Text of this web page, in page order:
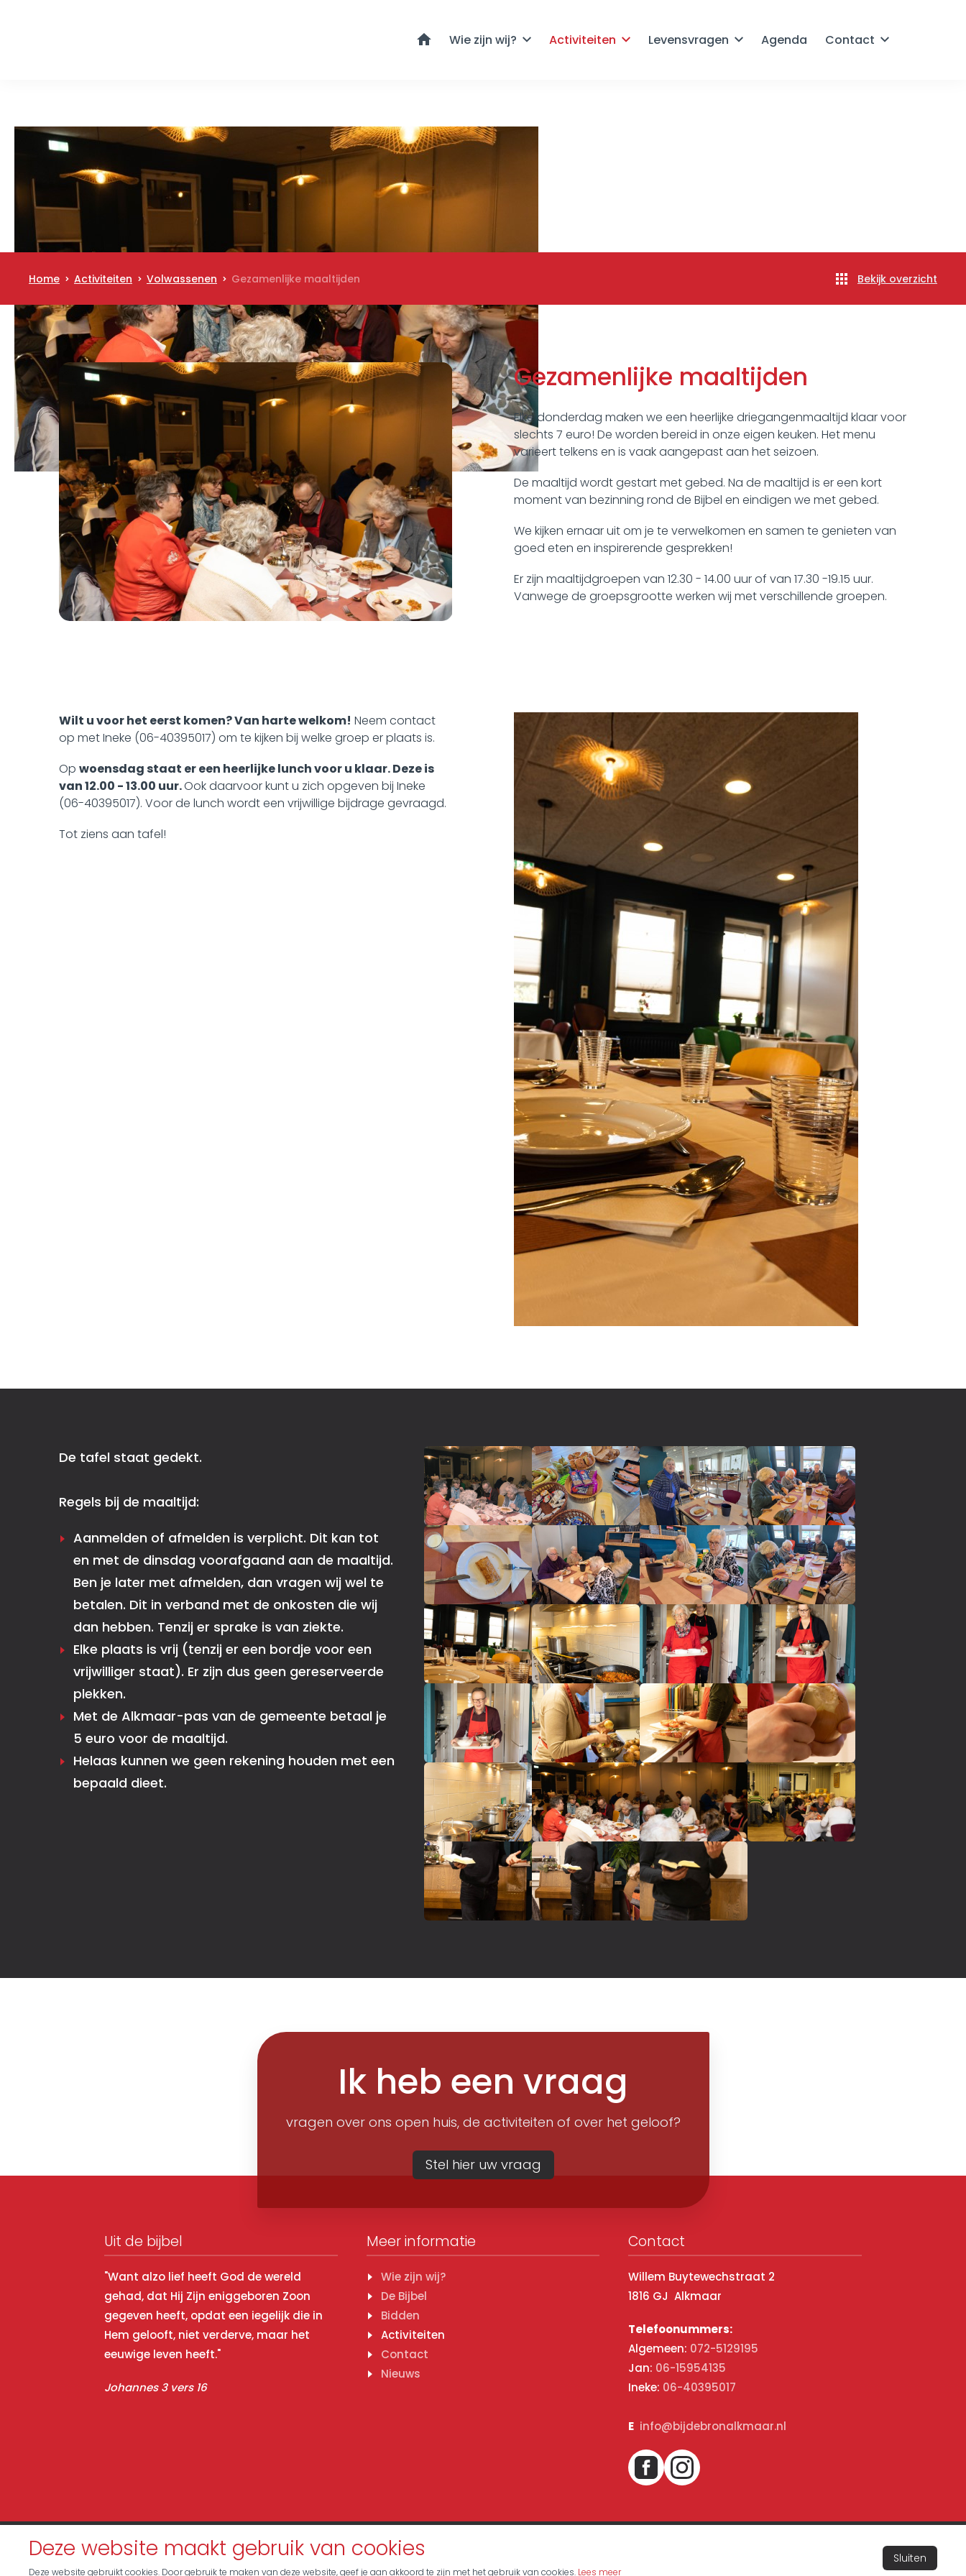
HomeWie zijn wij? Activiteiten Levensvragen Agenda Contact
Home Activiteiten Volwassenen Gezamenlijke maaltijden Bekijk overzicht
Gezamenlijke maaltijden
Elke donderdag maken we een heerlijke driegangenmaaltijd klaar voor
slechts 7 euro! De worden bereid in onze eigen keuken. Het menu
varieert telkens en is vaak aangepast aan het seizoen.
De maaltijd wordt gestart met gebed. Na de maaltijd is er een kort
moment van bezinning rond de Bijbel en eindigen we met gebed.
We kijken ernaar uit om je te verwelkomen en samen te genieten van
goed eten en inspirerende gesprekken!
Er zijn maaltijdgroepen van 12.30 - 14.00 uur of van 17.30 -19.15 uur.
Vanwege de groepsgrootte werken wij met verschillende groepen.
Wilt u voor het eerst komen? Van harte welkom! Neem contact
op met Ineke (06-40395017) om te kijken bij welke groep er plaats is.
Op woensdag staat er een heerlijke lunch voor u klaar. Deze is
van 12.00 - 13.00 uur.Ook daarvoor kunt u zich opgeven bij Ineke
(06-40395017). Voor de lunch wordt een vrijwillige bijdrage gevraagd.
Tot ziens aan tafel!
De tafel staat gedekt.
Regels bij de maaltijd:
Aanmelden of afmelden is verplicht. Dit kan tot
en met de dinsdag voorafgaand aan de maaltijd.
Ben je later met afmelden, dan vragen wij wel te
betalen. Dit in verband met de onkosten die wij
dan hebben. Tenzij er sprake is van ziekte.
Elke plaats is vrij (tenzij er een bordje voor een
vrijwilliger staat). Er zijn dus geen gereserveerde
plekken.
Met de Alkmaar-pas van de gemeente betaal je
5 euro voor de maaltijd.
Helaas kunnen we geen rekening houden met een
bepaald dieet.
Ik heb een vraag
vragen over ons open huis, de activiteiten of over het geloof?
Stel hier uw vraag
Uit de bijbel
"Want alzo lief heeft God de wereld
gehad, dat Hij Zijn eniggeboren Zoon
gegeven heeft, opdat een iegelijk die in
Hem gelooft, niet verderve, maar het
eeuwige leven heeft."
Johannes 3 vers 16
Meer informatie
Wie zijn wij?
De Bijbel
Bidden
Activiteiten
Contact
Nieuws
Contact
Willem Buytewechstraat 2
1816 GJ Alkmaar
Telefoonummers:
Algemeen: 072-5129195
Jan: 06-15954135
Ineke: 06-40395017
E info@bijdebronalkmaar.nl
© 2026 - Evangelisatie Gereformeerde Gemeenten
Deze website maakt gebruik van cookies
Deze website gebruikt cookies. Door gebruik te maken van deze website, geef je aan akkoord te zijn met het gebruik van cookies. Lees meer
Sluiten